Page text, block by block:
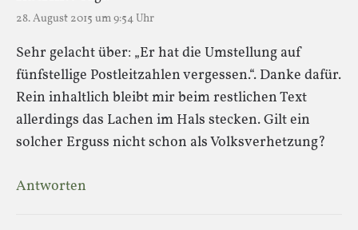
28. August 2015 um 9:54 Uhr
Sehr gelacht über: „Er hat die Umstellung auf
fünfstellige Postleitzahlen vergessen.“. Danke dafür.
Rein inhaltlich bleibt mir beim restlichen Text
allerdings das Lachen im Hals stecken. Gilt ein
solcher Erguss nicht schon als Volksverhetzung?
Antworten